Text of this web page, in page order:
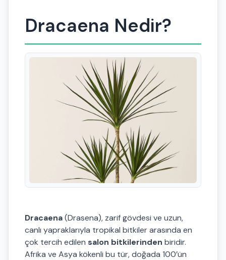
Dracaena Nedir?
Dracaena(Drasena), zarif gövdesi ve uzun,
canlı yapraklarıyla tropikal bitkiler arasında en
çok tercih edilen salon bitkilerinden biridir.
Afrika ve Asya kökenli bu tür, doğada 100’ün